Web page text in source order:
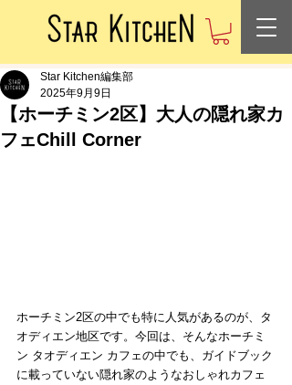
【ホーチミン2区】大人の隠れ家カ
フェChill Corner
Star Kitchen編集部
2025年9月9日
ホーチミン2区の中でも特に人気があるのが、タ
オディエン地区です。今回は、そんなホーチミ
ン タオディエン カフェの中でも、ガイドブック
に載っていない隠れ家のようなおしゃれカフェ